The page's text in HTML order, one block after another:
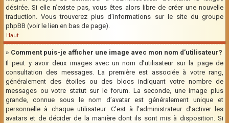
désirée. Si elle n’existe pas, vous êtes alors libre de créer une nouvelle
traduction. Vous trouverez plus d’informations sur le site du groupe
phpBB (voir le lien en bas de page).
Haut
» Comment puis-je afficher une image avec mon nom d’utilisateur?
Il peut y avoir deux images avec un nom d’utilisateur sur la page de
consultation des messages. La première est associée à votre rang,
généralement des étoiles ou des blocs indiquant votre nombre de
messages ou votre statut sur le forum. La seconde, une image plus
grande, connue sous le nom d’avatar est généralement unique et
personnelle à chaque utilisateur. C’est à l’administrateur d’activer les
avatars et de décider de la manière dont ils sont mis à disposition. Si